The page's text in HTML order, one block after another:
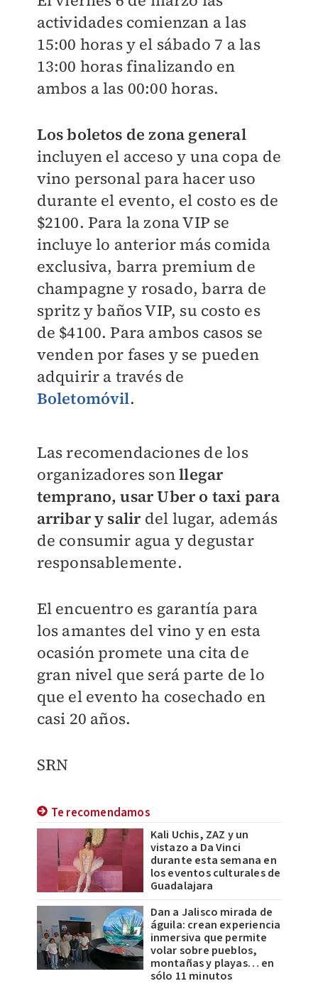
actividades comienzan a las
15:00 horas y el sábado 7 a las
13:00 horas finalizando en
ambos a las 00:00 horas.
Los boletos de zona general
incluyen el acceso y una copa de
vino personal para hacer uso
durante el evento, el costo es de
$2100. Para la zona VIP se
incluye lo anterior más comida
exclusiva, barra premium de
champagne y rosado, barra de
spritz y baños VIP, su costo es
de $4100. Para ambos casos se
venden por fases y se pueden
adquirir a través de
Boletomóvil.
Las recomendaciones de los
organizadores sonllegar
temprano, usar Uber o taxi para
arribar y salirdel lugar, además
de consumir agua y degustar
responsablemente.
El encuentro es garantía para
los amantes del vino y en esta
ocasión promete una cita de
gran nivel que será parte de lo
que el evento ha cosechado en
casi 20 años.
SRN
Te recomendamos
Kali Uchis, ZAZ y un
vistazo a Da Vinci
durante esta semana en
los eventos culturales de
Guadalajara
Dan a Jalisco mirada de
águila: crean experiencia
inmersiva que permite
volar sobre pueblos,
montañas y playas… en
sólo 11 minutos